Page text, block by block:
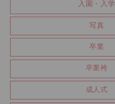
入園・入学
写真
卒業
卒業袴
成人式